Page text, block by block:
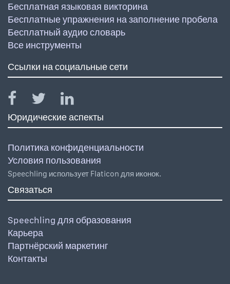
Бесплатная языковая викторина
Бесплатные упражнения на заполнение пробела
Бесплатный аудио словарь
Все инструменты
Ссылки на социальные сети
Юридические аспекты
Политика конфиденциальности
Условия пользования
Speechling использует Flaticon для иконок.
Связаться
Speechling для образования
Карьера
Партнёрский маркетинг
Контакты